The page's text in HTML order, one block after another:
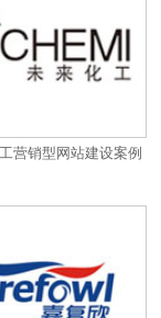
营销型网站建设案例